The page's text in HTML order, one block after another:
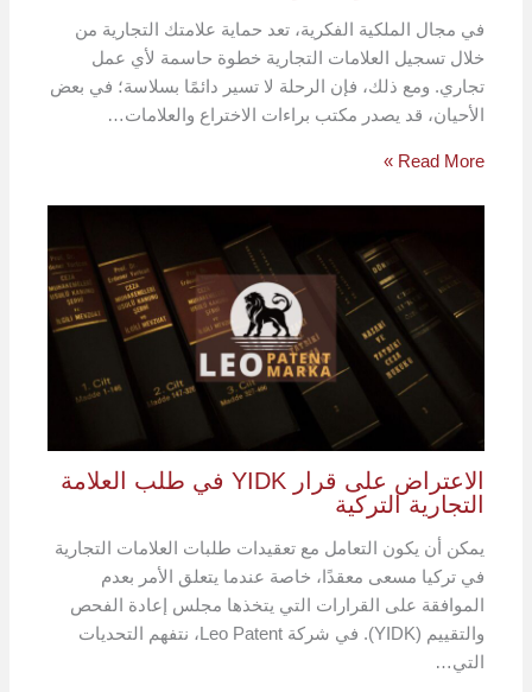
في مجال الملكية الفكرية، تعد حماية علامتك التجارية من
خلال تسجيل العلامات التجارية خطوة حاسمة لأي عمل
تجاري. ومع ذلك، فإن الرحلة لا تسير دائمًا بسلاسة؛ في بعض
الأحيان، قد يصدر مكتب براءات الاختراع والعلامات…
Read More »
الاعتراض على قرار YIDK في طلب العلامة
التجارية التركية
يمكن أن يكون التعامل مع تعقيدات طلبات العلامات التجارية
في تركيا مسعى معقدًا، خاصة عندما يتعلق الأمر بعدم
الموافقة على القرارات التي يتخذها مجلس إعادة الفحص
والتقييم (YIDK). في شركة Leo Patent، نتفهم التحديات
التي…